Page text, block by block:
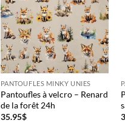
PANTOUFLES MINKY UNIES
Pantoufles à velcro – Renard
de la forêt 24h
35.95$